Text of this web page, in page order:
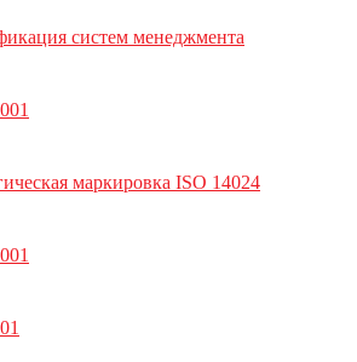
систем менеджмента
маркировка ISO 14024